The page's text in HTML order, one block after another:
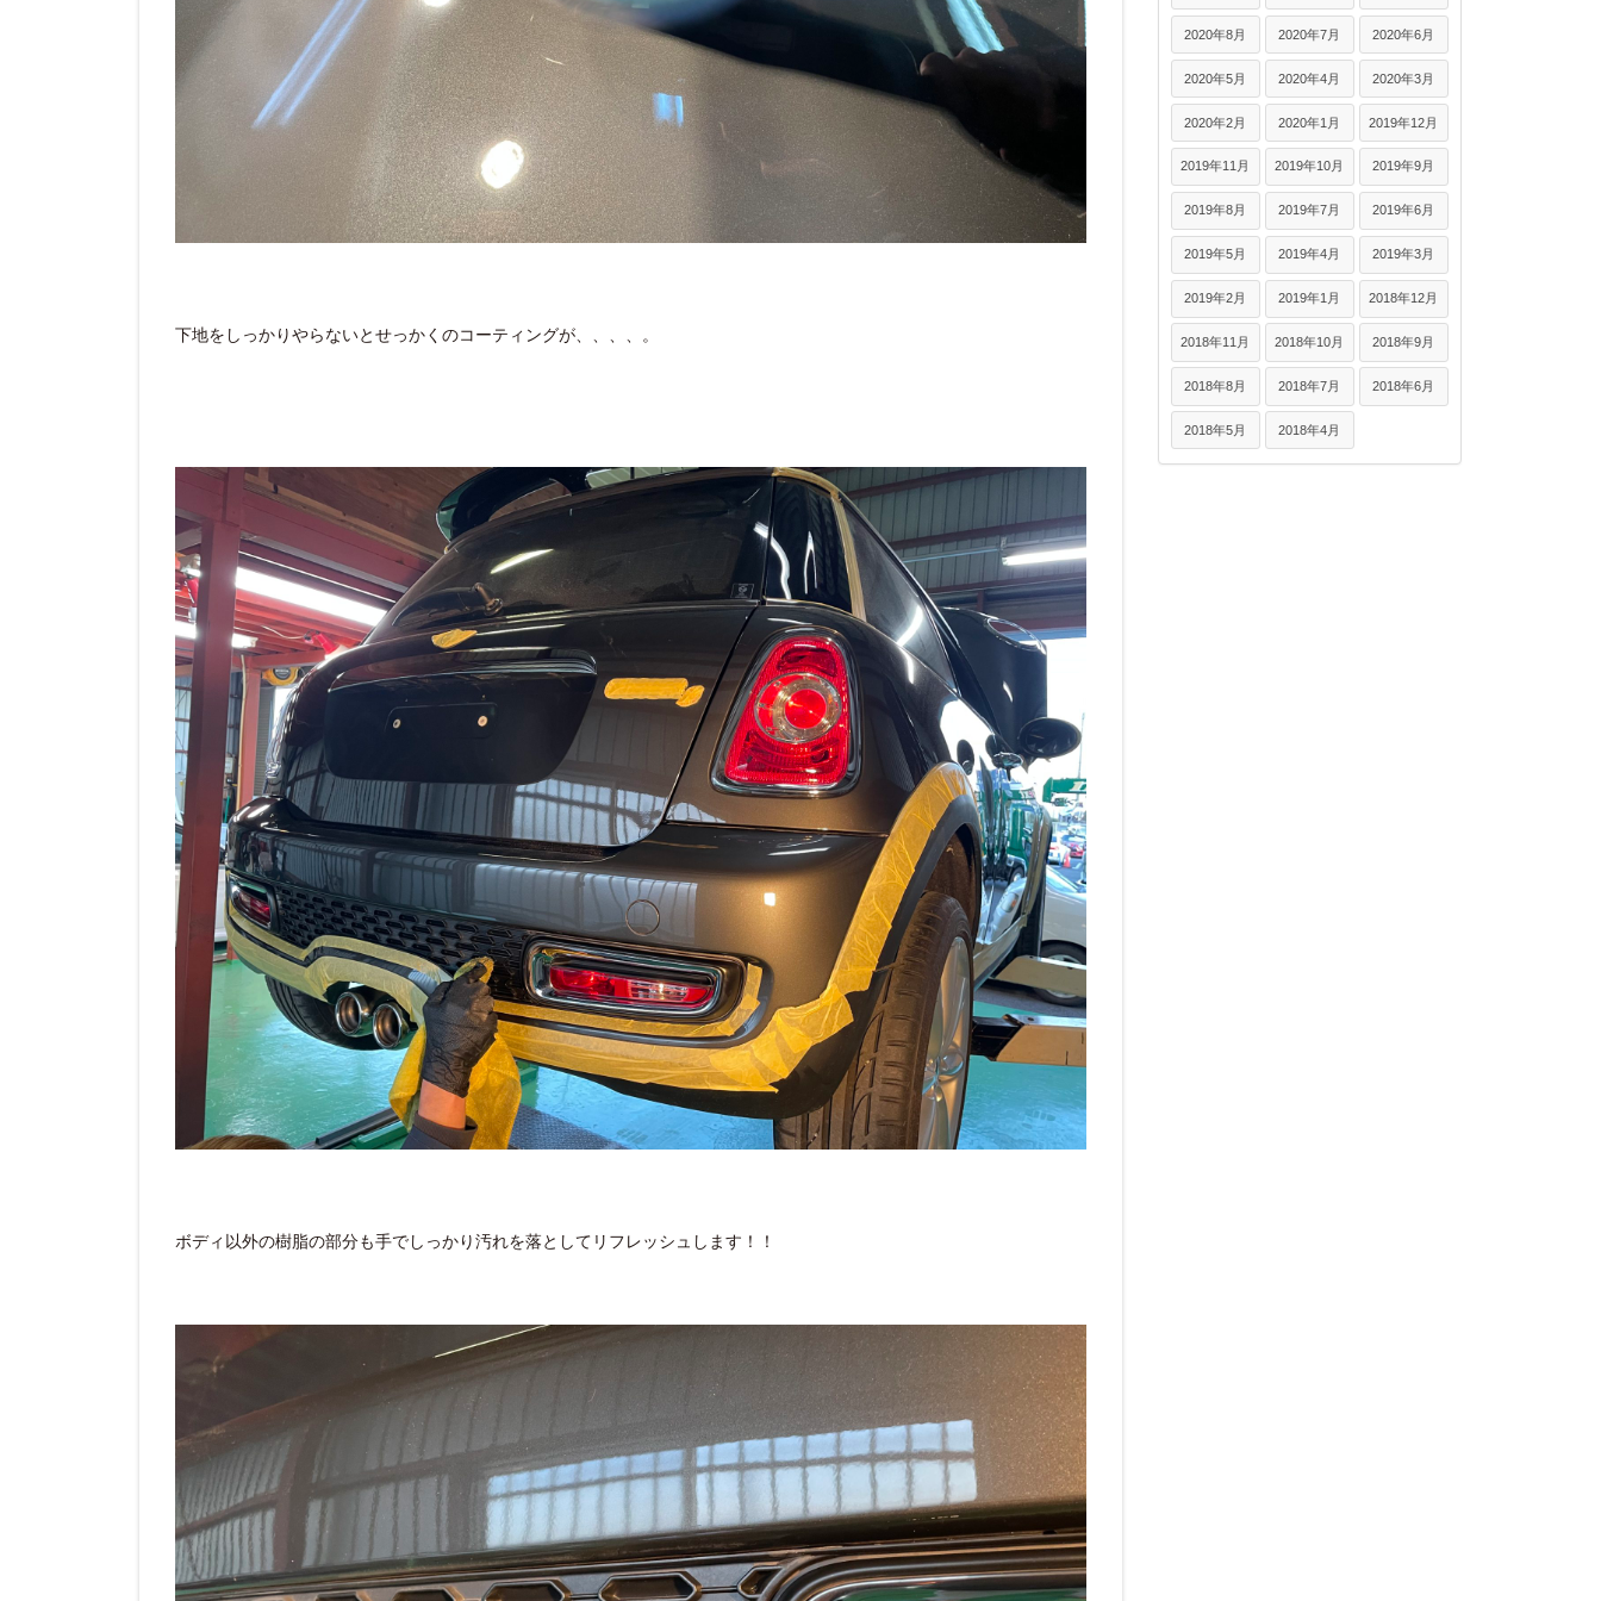
下地をしっかりやらないとせっかくのコーティングが、、、、。
ボディ以外の樹脂の部分も手でしっかり汚れを落としてリフレッシュします！！
2020年8月 2020年7月 2020年6月
2020年5月 2020年4月 2020年3月
2020年2月 2020年1月 2019年12月
2019年11月 2019年10月 2019年9月
2019年8月 2019年7月 2019年6月
2019年5月 2019年4月 2019年3月
2019年2月 2019年1月 2018年12月
2018年11月 2018年10月 2018年9月
2018年8月 2018年7月 2018年6月
2018年5月 2018年4月